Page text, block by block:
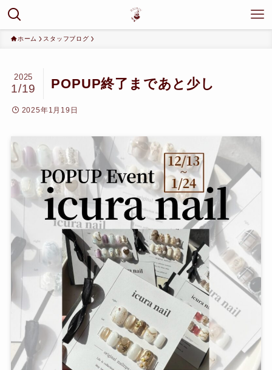
ホーム スタッフブログ
POPUP終了まであと少し
2025
1/19
2025年1月19日